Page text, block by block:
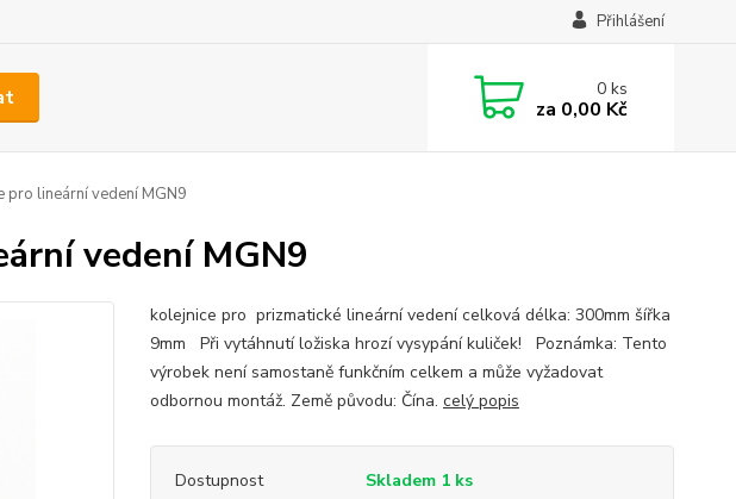
Přihlášení
0ks
za 0,00 Kč
pro lineární vedení MGN9
vedení MGN9
kolejnice pro prizmatické lineární vedení celková délka: 300mm šířka
9mm Při vytáhnutí ložiska hrozí vysypání kuliček! Poznámka: Tento
výrobek není samostaně funkčním celkem a může vyžadovat
odbornou montáž. Země původu: Čína. celý popis
Dostupnost Skladem 1 ks